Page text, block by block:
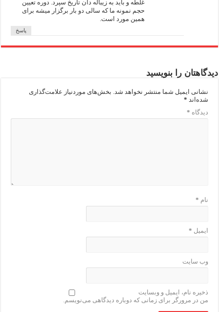
غلطه و باید به زیباله دان تاریخ سپرد. دوره تعیین
حجم نمونه ما که سالی دو بار برگزار میشه برای
همین مورد است.
پاسخ
دیدگاهتان را بنویسید
نشانی ایمیل شما منتشر نخواهد شد. بخش‌های موردنیاز علامت‌گذاری
شده‌اند *
دیدگاه *
نام *
ایمیل *
وب‌ سایت
ذخیره نام، ایمیل و وبسایت
من در مرورگر برای زمانی که دوباره دیدگاهی می‌نویسم.